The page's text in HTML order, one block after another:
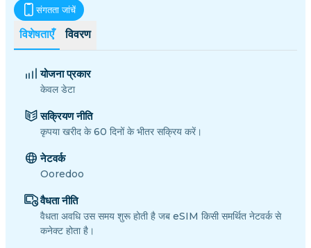
विशेषताएँ विवरण
संगतता जांचें
योजना प्रकार
केवल डेटा
सक्रियण नीति
कृपया खरीद के 60 दिनों के भीतर सक्रिय करें।
नेटवर्क
Ooredoo
वैधता नीति
वैधता अवधि उस समय शुरू होती है जब eSIM किसी समर्थित नेटवर्क से
कनेक्ट होता है।